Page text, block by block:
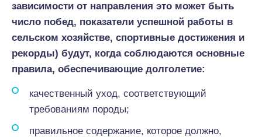
зависимости от направления это может быть
число побед, показатели успешной работы в
сельском хозяйстве, спортивные достижения и
рекорды) будут, когда соблюдаются основные
правила, обеспечивающие долголетие:
качественный уход, соответствующий
требованиям породы;
правильное содержание, которое должно,